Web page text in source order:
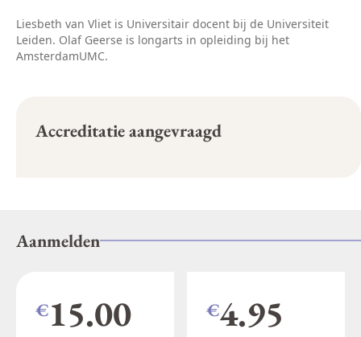
Liesbeth van Vliet is Universitair docent bij de Universiteit
Leiden. Olaf Geerse is longarts in opleiding bij het
AmsterdamUMC.
Accreditatie aangevraagd
Aanmelden
€15.00 €4.95